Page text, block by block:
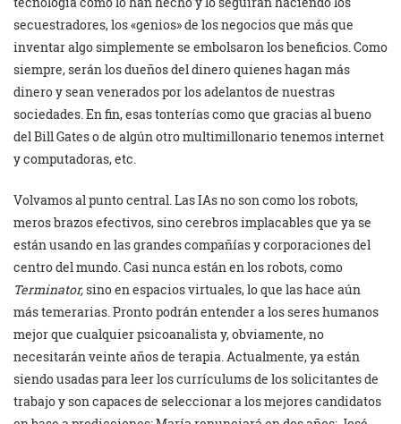
secuestradores, los «genios» de los negocios que más que
inventar algo simplemente se embolsaron los beneficios. Como
siempre, serán los dueños del dinero quienes hagan más
dinero y sean venerados por los adelantos de nuestras
sociedades. En fin, esas tonterías como que gracias al bueno
del Bill Gates o de algún otro multimillonario tenemos internet
y computadoras, etc.
Volvamos al punto central. Las IAs no son como los robots,
meros brazos efectivos, sino cerebros implacables que ya se
están usando en las grandes compañías y corporaciones del
centro del mundo. Casi nunca están en los robots, como
Terminator,sino en espacios virtuales, lo que las hace aún
más temerarias. Pronto podrán entender a los seres humanos
mejor que cualquier psicoanalista y, obviamente, no
necesitarán veinte años de terapia. Actualmente, ya están
siendo usadas para leer los currículums de los solicitantes de
trabajo y son capaces de seleccionar a los mejores candidatos